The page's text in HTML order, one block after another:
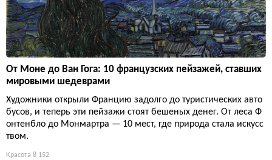
От Моне до Ван Гога: 10 французских пейзажей, ставших
мировыми шедеврами
Художники открыли Францию задолго до туристических авто
бусов, и теперь эти пейзажи стоят бешеных денег. От леса Ф
онтенбло до Монмартра — 10 мест, где природа стала искусс
твом.
Красота 8 152